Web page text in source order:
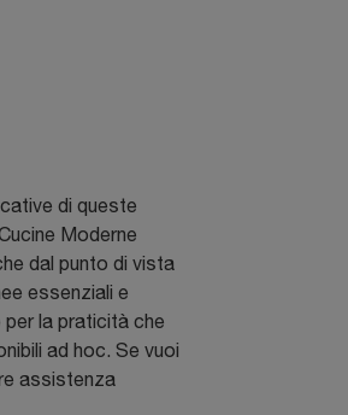
di queste
Moderne
dal punto di vista
essenziali e
la praticità che
ad hoc. Se vuoi
assistenza